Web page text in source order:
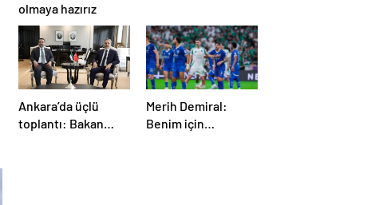
olmaya hazırız
Ankara’da üçlü
toplantı: Bakan
Merih Demiral:
Benim için